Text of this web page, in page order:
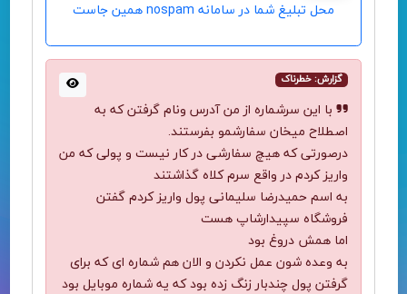
محل تبلیغ شما در سامانه nospam همین جاست
گزارش: خطرناک
با این سرشماره از من آدرس ونام گرفتن که به
اصطلاح میخان سفارشمو بفرستند.
درصورتی که هیچ سفارشی در کار نیست و پولی که من
واریز کردم در واقع سرم کلاه گذاشتند
به اسم حمیدرضا سلیمانی پول واریز کردم گفتن
فروشگاه سپیدارشاپ هست
اما همش دروغ بود
به وعده شون عمل نکردن و الان هم شماره ای که برای
گرفتن پول چندبار زنگ زده بود که یه شماره موبایل بود